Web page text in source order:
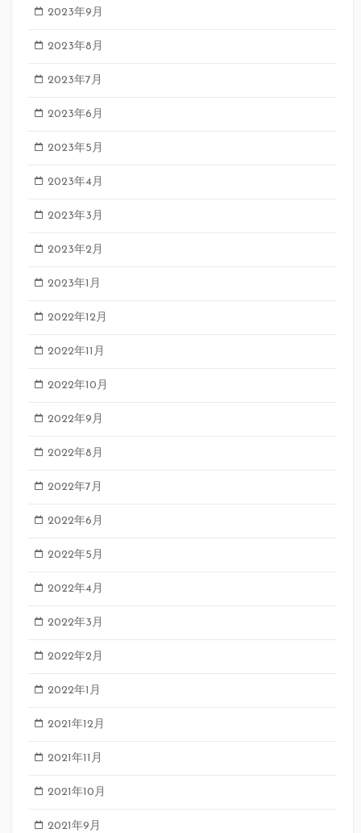
2023年9月
2023年8月
2023年7月
2023年6月
2023年5月
2023年4月
2023年3月
2023年2月
2023年1月
2022年12月
2022年11月
2022年10月
2022年9月
2022年8月
2022年7月
2022年6月
2022年5月
2022年4月
2022年3月
2022年2月
2022年1月
2021年12月
2021年11月
2021年10月
2021年9月